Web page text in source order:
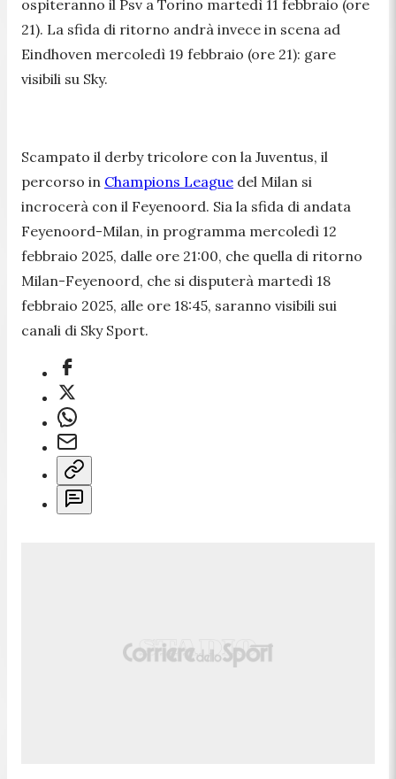
ospiteranno il Psv a Torino martedì 11 febbraio (ore
21). La sfida di ritorno andrà invece in scena ad
Eindhoven mercoledì 19 febbraio (ore 21): gare
visibili su Sky.
Scampato il derby tricolore con la Juventus, il
percorso in Champions League del Milan si
incrocerà con il Feyenoord. Sia la sfida di andata
Feyenoord-Milan, in programma mercoledì 12
febbraio 2025, dalle ore 21:00, che quella di ritorno
Milan-Feyenoord, che si disputerà martedì 18
febbraio 2025, alle ore 18:45, saranno visibili sui
canali di Sky Sport.